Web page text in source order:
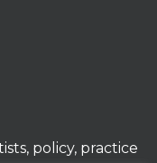
policy, practice